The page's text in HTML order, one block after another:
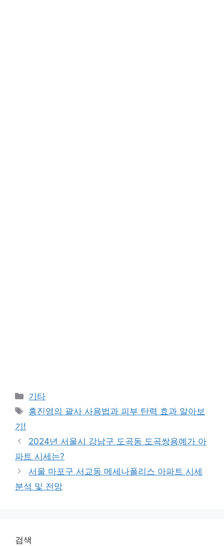
Categories
기타
Tags
홍진영의 괄사 사용법과 피부 탄력 효과 알아보
기!
2024년 서울시 강남구 도곡동 도곡쌍용예가 아
파트 시세는?
서울 마포구 서교동 메세나폴리스 아파트 시세
분석 및 전망
검색